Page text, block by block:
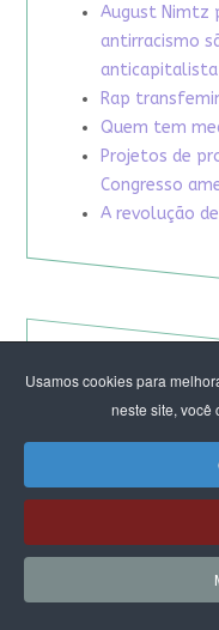
Usamos cookies para
neste site, você
August Nimtz
antirracismo
anticapitalista
Rap
Quem tem
Projetos de
Congresso
A revolução